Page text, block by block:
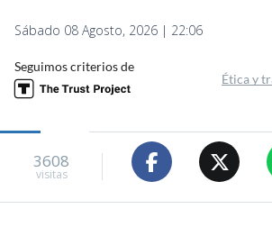
Sábado 08 Agosto, 2026 | 22:06
Seguimos criterios de
Ética y
3608
visitas